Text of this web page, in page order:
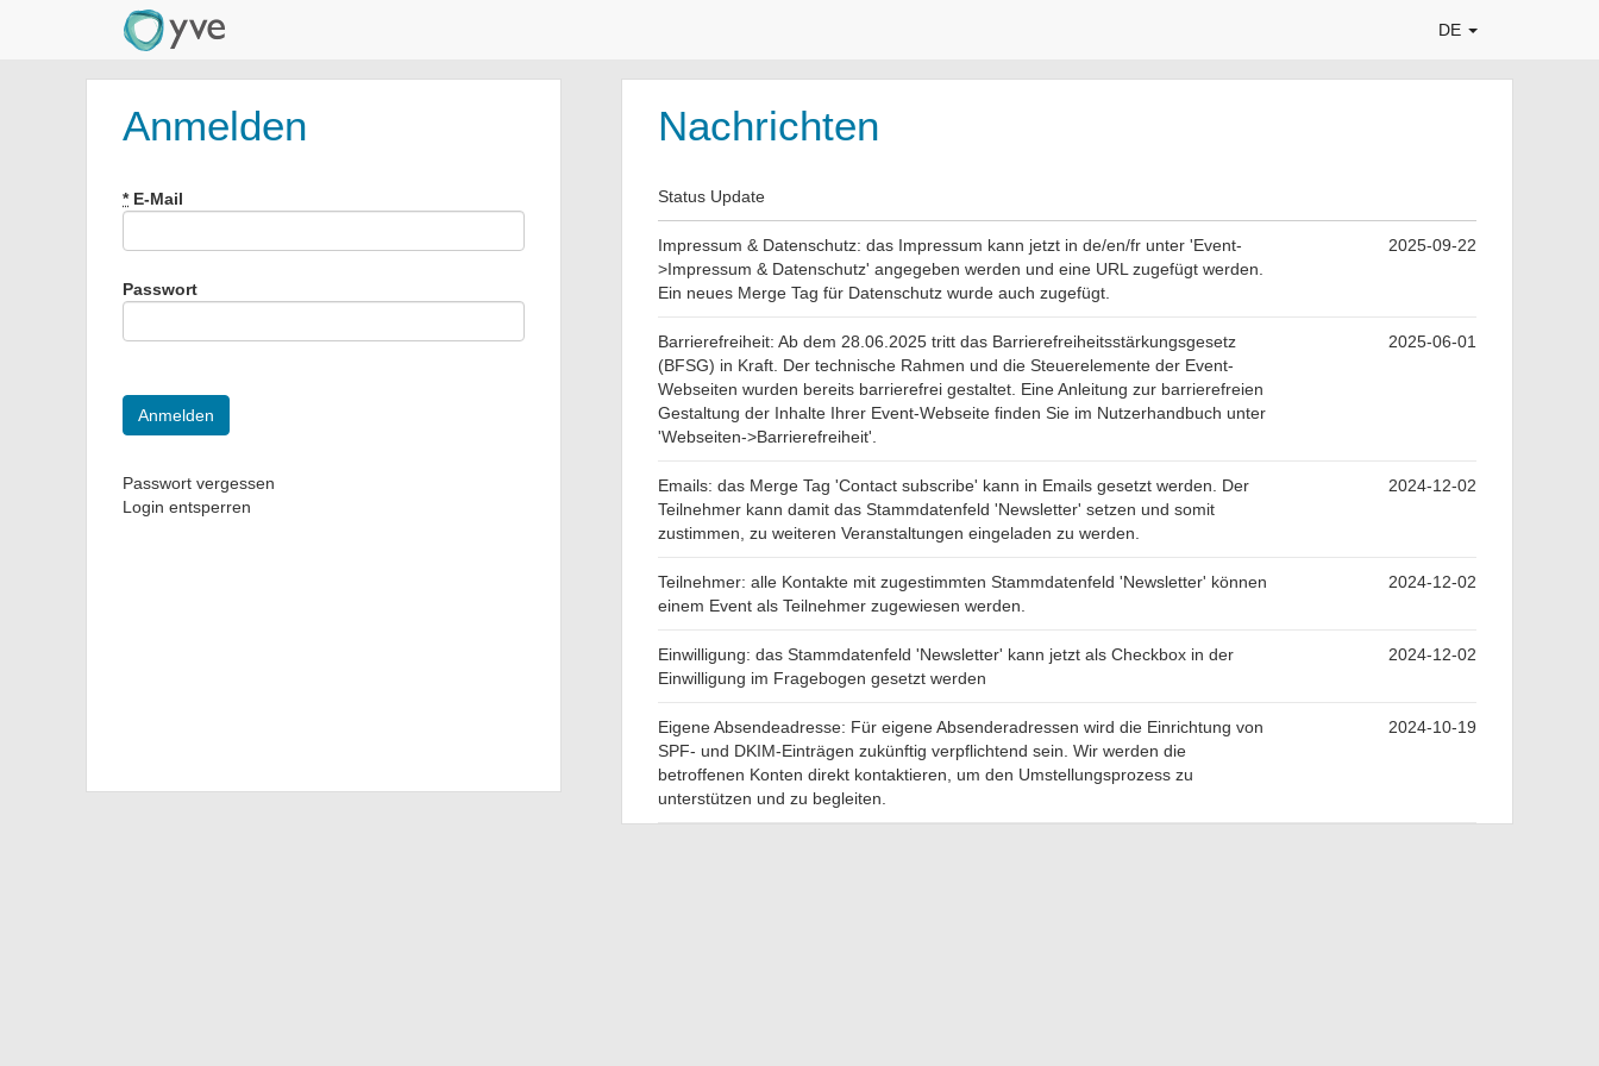
DE
Anmelden
*E-Mail
Passwort
Passwort vergessen
Login entsperren
Nachrichten
Status Update
Impressum & Datenschutz: das Impressum kann jetzt in de/en/fr unter 'Event-
>Impressum & Datenschutz' angegeben werden und eine URL zugefügt werden.
Ein neues Merge Tag für Datenschutz wurde auch zugefügt.
2025-09-22
Barrierefreiheit: Ab dem 28.06.2025 tritt das Barrierefreiheitsstärkungsgesetz
(BFSG) in Kraft. Der technische Rahmen und die Steuerelemente der Event-
Webseiten wurden bereits barrierefrei gestaltet. Eine Anleitung zur barrierefreien
Gestaltung der Inhalte Ihrer Event-Webseite finden Sie im Nutzerhandbuch unter
'Webseiten->Barrierefreiheit'.
2025-06-01
Emails: das Merge Tag 'Contact subscribe' kann in Emails gesetzt werden. Der
Teilnehmer kann damit das Stammdatenfeld 'Newsletter' setzen und somit
zustimmen, zu weiteren Veranstaltungen eingeladen zu werden.
2024-12-02
Teilnehmer: alle Kontakte mit zugestimmten Stammdatenfeld 'Newsletter' können
einem Event als Teilnehmer zugewiesen werden.
2024-12-02
Einwilligung: das Stammdatenfeld 'Newsletter' kann jetzt als Checkbox in der
Einwilligung im Fragebogen gesetzt werden
2024-12-02
Eigene Absendeadresse: Für eigene Absenderadressen wird die Einrichtung von
SPF- und DKIM-Einträgen zukünftig verpflichtend sein. Wir werden die
betroffenen Konten direkt kontaktieren, um den Umstellungsprozess zu
unterstützen und zu begleiten.
2024-10-19